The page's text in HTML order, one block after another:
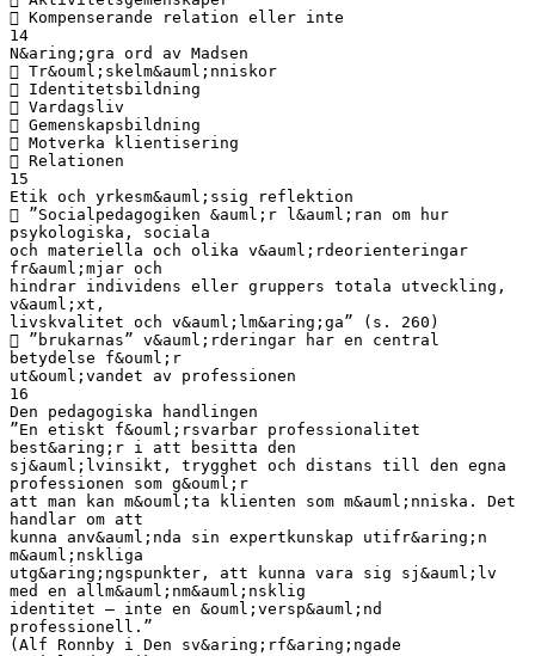
 Kompenserande relation eller inte
14
N&aring;gra ord av Madsen
 Tr&ouml;skelm&auml;nniskor
 Identitetsbildning
 Vardagsliv
 Gemenskapsbildning
 Motverka klientisering
 Relationen
15
Etik och yrkesm&auml;ssig reflektion
 ”Socialpedagogiken &auml;r l&auml;ran om hur
psykologiska, sociala
och materiella och olika v&auml;rdeorienteringar
fr&auml;mjar och
hindrar individens eller gruppers totala utveckling,
v&auml;xt,
livskvalitet och v&auml;lm&aring;ga” (s. 260)
 ”brukarnas” v&auml;rderingar har en central
betydelse f&ouml;r
ut&ouml;vandet av professionen
16
Den pedagogiska handlingen
”En etiskt f&ouml;rsvarbar professionalitet
best&aring;r i att besitta den
sj&auml;lvinsikt, trygghet och distans till den egna
professionen som g&ouml;r
att man kan m&ouml;ta klienten som m&auml;nniska. Det
handlar om att
kunna anv&auml;nda sin expertkunskap utifr&aring;n
m&auml;nskliga
utg&aring;ngspunkter, att kunna vara sig sj&auml;lv
med en allm&auml;nm&auml;nsklig
identitet – inte en &ouml;versp&auml;nd
professionell.”
(Alf Ronnby i Den sv&aring;rf&aring;ngade